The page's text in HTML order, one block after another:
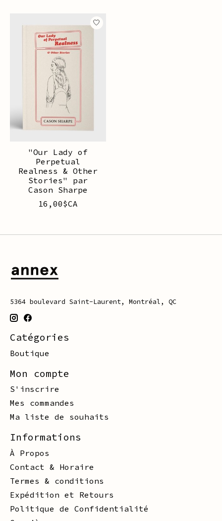
Articles du carrousel de produits
"Our Lady of
Perpetual
Realness & Other
Stories" par
Cason Sharpe
16,00$CA
5364 boulevard Saint-Laurent, Montréal, QC
Catégories
Boutique
Mon compte
S'inscrire
Mes commandes
Ma liste de souhaits
Informations
À Propos
Contact & Horaire
Termes & conditions
Expédition et Retours
Politique de Confidentialité